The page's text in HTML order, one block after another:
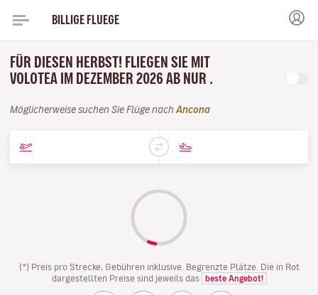
BILLIGE FLUEGE
FÜR DIESEN HERBST! FLIEGEN SIE MIT
VOLOTEA IM DEZEMBER 2026 AB NUR .
Möglicherweise suchen Sie Flüge nach Ancona
(*) Preis pro Strecke, Gebühren inklusive. Begrenzte Plätze. Die in Rot
dargestellten Preise sind jeweils das
beste Angebot!